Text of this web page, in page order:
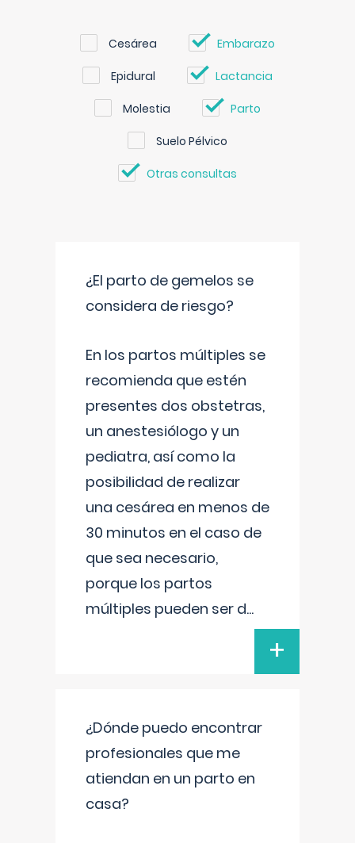
Cesárea Embarazo
Epidural Lactancia
Molestia Parto
Suelo Pélvico
Otras consultas
¿El parto de gemelos se
considera de riesgo?
En los partos múltiples se
recomienda que estén
presentes dos obstetras,
un anestesiólogo y un
pediatra, así como la
posibilidad de realizar
una cesárea en menos de
30 minutos en el caso de
que sea necesario,
porque los partos
múltiples pueden ser d...
+
¿Dónde puedo encontrar
profesionales que me
atiendan en un parto en
casa?